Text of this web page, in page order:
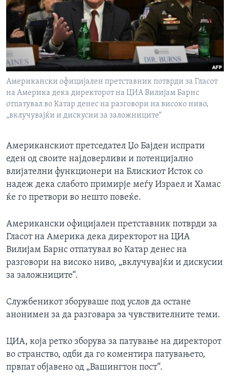
ИНТЕРВЈУА
Јазици
Американски официјален претставник потврди за Гласот
на Америка дека директорот на ЦИА Вилијам Барнс
отпатувал во Катар денес на разговори на високо ниво,
„вклучувајќи и дискусии за заложниците“
Американскиот претседател Џо Бајден испрати
еден од своите најдоверливи и потенцијално
влијателни функционери на Блискиот Исток со
надеж дека слабото примирје меѓу Израел и Хамас
ќе го претвори во нешто повеќе.
Американски официјален претставник потврди за
Гласот на Америка дека директорот на ЦИА
Вилијам Барнс отпатувал во Катар денес на
разговори на високо ниво, „вклучувајќи и дискусии
за заложниците“.
Службеникот зборуваше под услов да остане
анонимен за да разговара за чувствителните теми.
ЦИА, која ретко зборува за патување на директорот
во странство, одби да го коментира патувањето,
првпат објавено од „Вашингтон пост“.